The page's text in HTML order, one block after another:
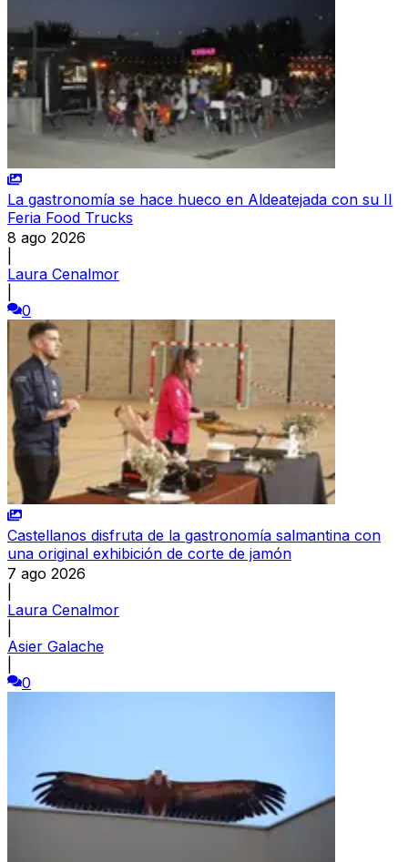
La gastronomía se hace hueco en Aldeatejada con su II
Feria Food Trucks
8 ago 2026
Laura Cenalmor
0
Castellanos disfruta de la gastronomía salmantina con
una original exhibición de corte de jamón
7 ago 2026
Laura Cenalmor
Asier Galache
0